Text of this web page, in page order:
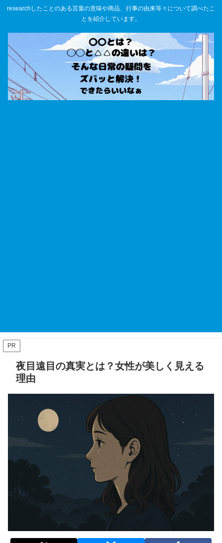
researchしたことのある言葉の意味や商品、行事の由来等々について調べたこ
とを紹介しています。
PR
夜目遠目の真実とは？女性が美しく見える
理由